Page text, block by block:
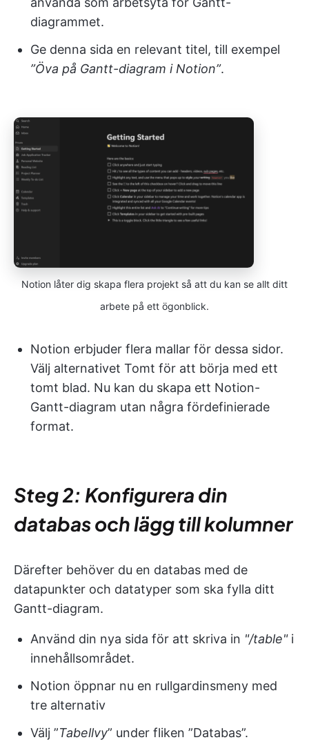
diagrammet.
Ge denna sida en relevant titel, till exempel
”Öva på Gantt-diagram i Notion”.
Notion låter dig skapa flera projekt så att du kan se allt ditt
arbete på ett ögonblick.
Notion erbjuder flera mallar för dessa sidor.
Välj alternativet Tomt för att börja med ett
tomt blad. Nu kan du skapa ett Notion-
Gantt-diagram utan några fördefinierade
format.
Steg 2: Konfigurera din
databas och lägg till kolumner
Därefter behöver du en databas med de
datapunkter och datatyper som ska fylla ditt
Gantt-diagram.
Använd din nya sida för att skriva in "/table"i
innehållsområdet.
Notion öppnar nu en rullgardinsmeny med
tre alternativ
Välj ”Tabellvy” under fliken ”Databas”.